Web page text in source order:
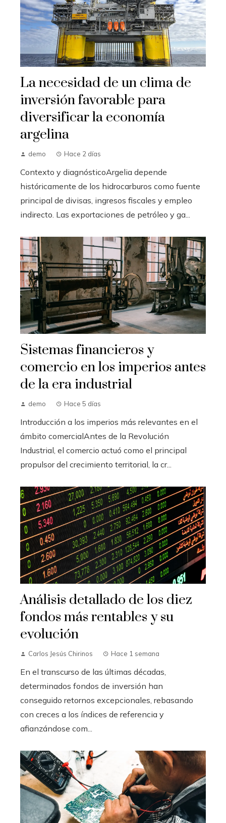
La necesidad de un clima de
inversión favorable para
diversificar la economía
argelina
demo Hace 2 días
Contexto y diagnósticoArgelia depende
históricamente de los hidrocarburos como fuente
principal de divisas, ingresos fiscales y empleo
indirecto. Las exportaciones de petróleo y ga...
Sistemas financieros y
comercio en los imperios antes
de la era industrial
demo Hace 5 días
Introducción a los imperios más relevantes en el
ámbito comercialAntes de la Revolución
Industrial, el comercio actuó como el principal
propulsor del crecimiento territorial, la cr...
Análisis detallado de los diez
fondos más rentables y su
evolución
Carlos Jesús Chirinos Hace 1 semana
En el transcurso de las últimas décadas,
determinados fondos de inversión han
conseguido retornos excepcionales, rebasando
con creces a los índices de referencia y
afianzándose com...